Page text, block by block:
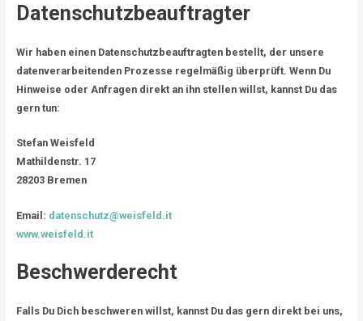
Datenschutzbeauftragter
Wir haben einen Datenschutzbeauftragten bestellt, der unsere
datenverarbeitenden Prozesse regelmäßig überprüft. Wenn Du
Hinweise oder Anfragen direkt an ihn stellen willst, kannst Du das
gern tun:
Stefan Weisfeld
Mathildenstr. 17
28203 Bremen
Email: datenschutz@weisfeld.it
www.weisfeld.it
Beschwerderecht
Falls Du Dich beschweren willst, kannst Du das gern direkt bei uns,